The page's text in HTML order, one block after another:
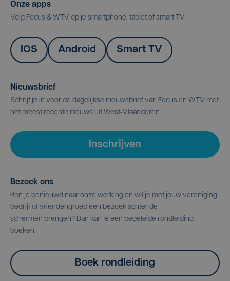
Onze apps
Volg Focus & WTV op je smartphone, tablet of smart TV.
IOS Android Smart TV
Nieuwsbrief
Schrijf je in voor de dagelijkse nieuwsbrief van Focus en WTV met
het meest recente nieuws uit West-Vlaanderen.
Inschrijven
Bezoek ons
Ben je benieuwd naar onze werking en wil je met jouw vereniging,
bedrijf of vriendengroep een bezoek achter de
schermen brengen? Dan kan je een begeleide rondleiding
boeken.
Boek rondleiding